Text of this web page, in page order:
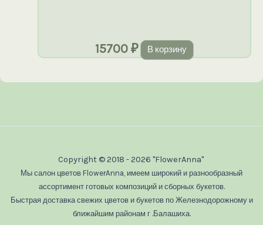
15700₽ В корзину
Copyright © 2018 - 2026 "FlowerAnna"
Мы салон цветов FlowerAnna, имеем широкий и разнообразный
ассортимент готовых композиций и сборных букетов.
Быстрая доставка свежих цветов и букетов по Железнодорожному и
ближайшим районам г .Балашиха.